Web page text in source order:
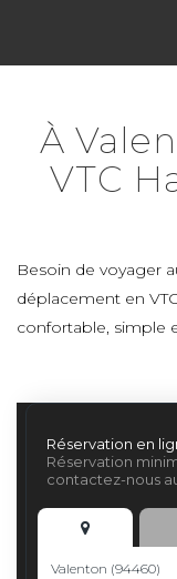
À
VTC
Besoin de voyager
déplacement en
confortable, simple
Réservation en
Réservation
contactez-nous